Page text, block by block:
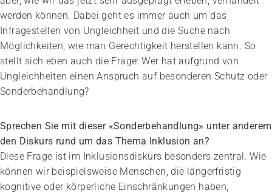
werden können. Dabei geht es immer auch um das
Infragestellen von Ungleichheit und die Suche nach
Möglichkeiten, wie man Gerechtigkeit herstellen kann. So
stellt sich eben auch die Frage: Wer hat aufgrund von
Ungleichheiten einen Anspruch auf besonderen Schutz oder
Sonderbehandlung?
Sprechen Sie mit dieser «Sonder­behandlung» unter anderem
den Diskurs rund um das Thema Inklusion an?
Diese Frage ist im Inklusionsdiskurs besonders zentral. Wie
können wir beispielsweise Menschen, die längerfristig
kognitive oder körperliche Einschränkungen haben,